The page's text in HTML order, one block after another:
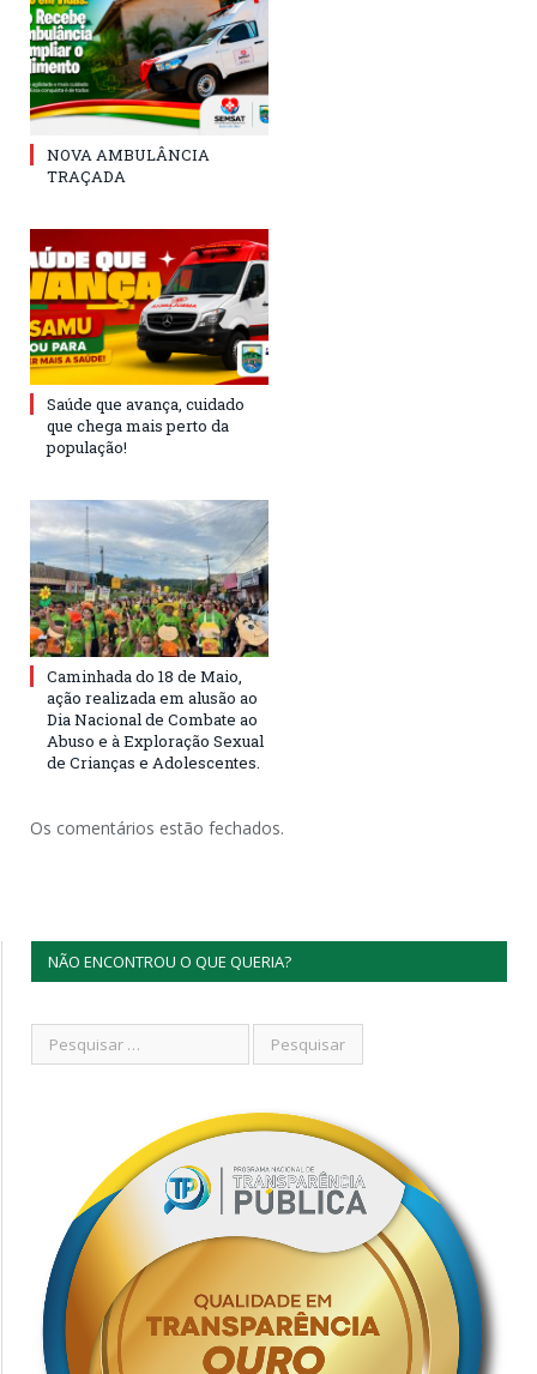
NOVA AMBULÂNCIA
TRAÇADA
Saúde que avança, cuidado
que chega mais perto da
população!
Caminhada do 18 de Maio,
ação realizada em alusão ao
Dia Nacional de Combate ao
Abuso e à Exploração Sexual
de Crianças e Adolescentes.
Os comentários estão fechados.
NÃO ENCONTROU O QUE QUERIA?